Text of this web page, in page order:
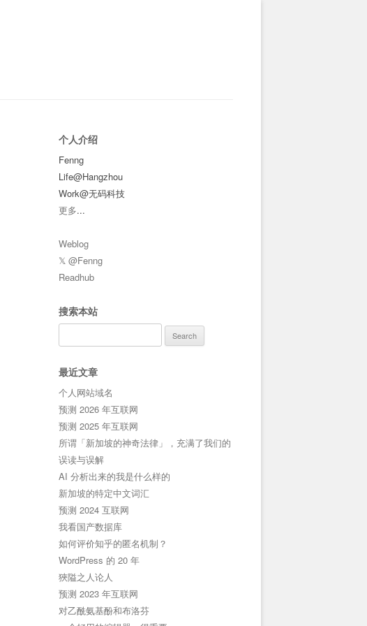
个人介绍
Fenng
Life@Hangzhou
Work@无码科技
更多...
Weblog
𝕏 @Fenng
Readhub
搜索本站
for:
最近文章
个人网站域名
预测 2026 年互联网
预测 2025 年互联网
所谓「新加坡的神奇法律」，充满了我们的
误读与误解
AI 分析出来的我是什么样的
新加坡的特定中文词汇
预测 2024 互联网
我看国产数据库
如何评价知乎的匿名机制？
WordPress 的 20 年
狹隘之人论人
预测 2023 年互联网
对乙酰氨基酚和布洛芬